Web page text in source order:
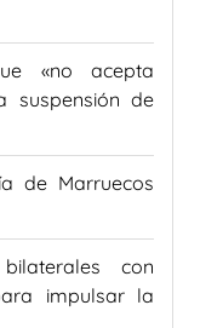
«no acepta
suspensión de
de Marruecos
con
impulsar la